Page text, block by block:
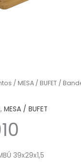
/ MESA / BUFET /
, MESA / BUFET
39x29x1,5